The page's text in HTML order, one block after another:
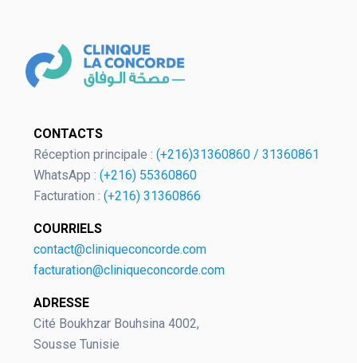
European Commission | Cookies
Policy
CONTACTS
Réception principale : (+216)31360860 / 31360861
WhatsApp : (+216) 55360860
Facturation : (+216) 31360866
COURRIELS
contact@cliniqueconcorde.com
facturation@cliniqueconcorde.com
ADRESSE
Cité Boukhzar Bouhsina 4002,
Sousse Tunisie